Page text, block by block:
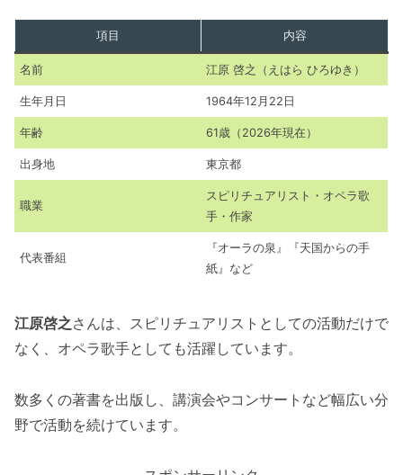
項目 内容
名前 江原 啓之（えはら ひろゆき）
生年月日 1964年12月22日
年齢 61歳（2026年現在）
出身地 東京都
職業
スピリチュアリスト・オペラ歌
手・作家
代表番組
『オーラの泉』『天国からの手
紙』など
江原啓之さんは、スピリチュアリストとしての活動だけで
なく、オペラ歌手としても活躍しています。
数多くの著書を出版し、講演会やコンサートなど幅広い分
野で活動を続けています。